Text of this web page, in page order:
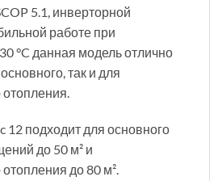
5.1, инверторной
работе при
°C данная модель отлично
так и для
12 подходит для основного
до 50 м² и
до 80 м².